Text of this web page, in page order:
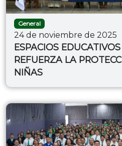
General
24 de noviembre de 2025
ESPACIOS
REFUERZA LA
NIÑAS